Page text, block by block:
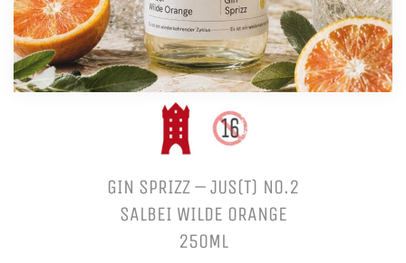
GIN SPRIZZ – JUS(T) NO.2
SALBEI WILDE ORANGE
250ML